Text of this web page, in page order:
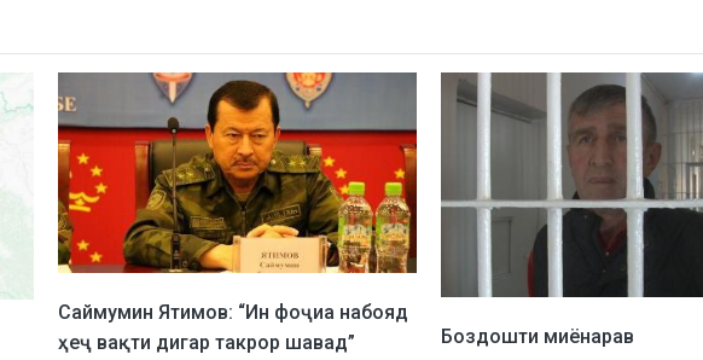
Саймумин Ятимов: “Ин фоҷиа набояд
ҳеҷ вақти дигар такрор шавад”
Боздошти миёнарав